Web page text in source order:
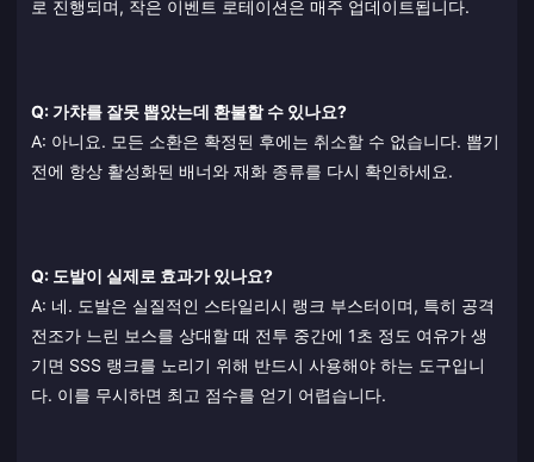
로 진행되며, 작은 이벤트 로테이션은 매주 업데이트됩니다.
Q: 가챠를 잘못 뽑았는데 환불할 수 있나요?
A: 아니요. 모든 소환은 확정된 후에는 취소할 수 없습니다. 뽑기
전에 항상 활성화된 배너와 재화 종류를 다시 확인하세요.
Q: 도발이 실제로 효과가 있나요?
A: 네. 도발은 실질적인 스타일리시 랭크 부스터이며, 특히 공격
전조가 느린 보스를 상대할 때 전투 중간에 1초 정도 여유가 생
기면 SSS 랭크를 노리기 위해 반드시 사용해야 하는 도구입니
다. 이를 무시하면 최고 점수를 얻기 어렵습니다.